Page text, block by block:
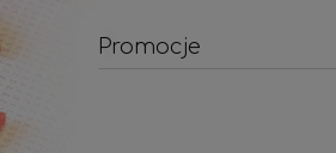
Promocje